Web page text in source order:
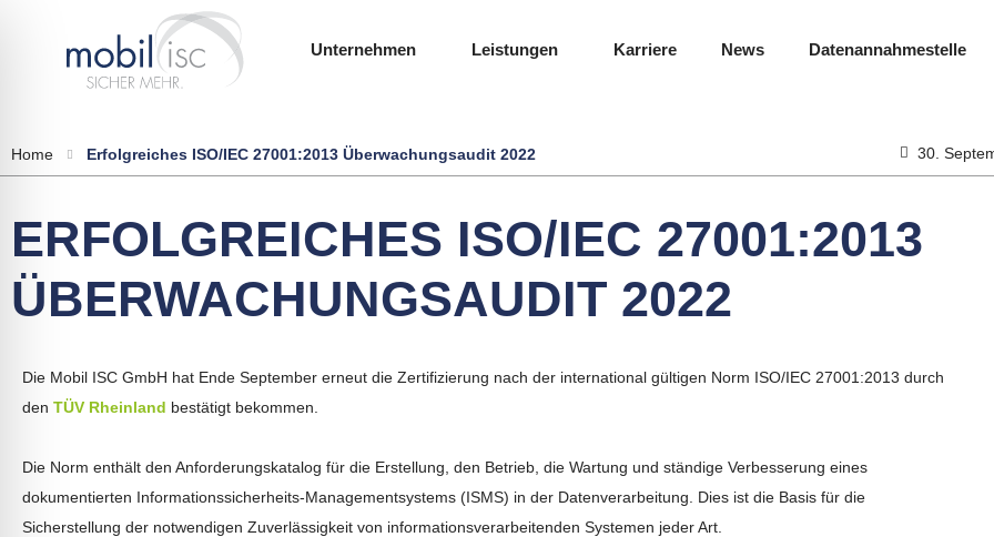
Unternehmen Leistungen Karriere News Datenannahmestelle
Home Erfolgreiches ISO/IEC 27001:2013 Überwachungsaudit 2022 30.
ERFOLGREICHES ISO/IEC 27001:2013
ÜBERWACHUNGSAUDIT 2022
Die Mobil ISC GmbH hat Ende September erneut die Zertifizierung nach der international gültigen Norm ISO/IEC 27001:2013 durch
den TÜV Rheinland bestätigt bekommen.
Die Norm enthält den Anforderungskatalog für die Erstellung, den Betrieb, die Wartung und ständige Verbesserung eines
dokumentierten Informationssicherheits-Managementsystems (ISMS) in der Datenverarbeitung. Dies ist die Basis für die
Sicherstellung der notwendigen Zuverlässigkeit von informationsverarbeitenden Systemen jeder Art.
Anfallsicherheit